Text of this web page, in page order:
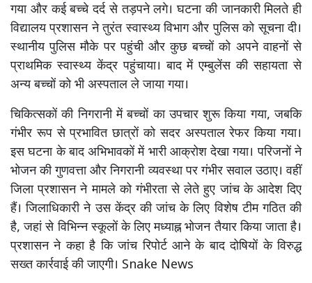
गया और कई बच्चे दर्द से तड़पने लगे। घटना की जानकारी मिलते ही
विद्यालय प्रशासन ने तुरंत स्वास्थ्य विभाग और पुलिस को सूचना दी।
स्थानीय पुलिस मौके पर पहुंची और कुछ बच्चों को अपने वाहनों से
प्राथमिक स्वास्थ्य केंद्र पहुंचाया। बाद में एम्बुलेंस की सहायता से
अन्य बच्चों को भी अस्पताल ले जाया गया।
चिकित्सकों की निगरानी में बच्चों का उपचार शुरू किया गया, जबकि
गंभीर रूप से प्रभावित छात्रों को सदर अस्पताल रेफर किया गया।
इस घटना के बाद अभिभावकों में भारी आक्रोश देखा गया। परिजनों ने
भोजन की गुणवत्ता और निगरानी व्यवस्था पर गंभीर सवाल उठाए। वहीं
जिला प्रशासन ने मामले को गंभीरता से लेते हुए जांच के आदेश दिए
हैं। जिलाधिकारी ने उस केंद्र की जांच के लिए विशेष टीम गठित की
है, जहां से विभिन्न स्कूलों के लिए मध्याह्न भोजन तैयार किया जाता है।
प्रशासन ने कहा है कि जांच रिपोर्ट आने के बाद दोषियों के विरुद्ध
सख्त कार्रवाई की जाएगी। Snake News